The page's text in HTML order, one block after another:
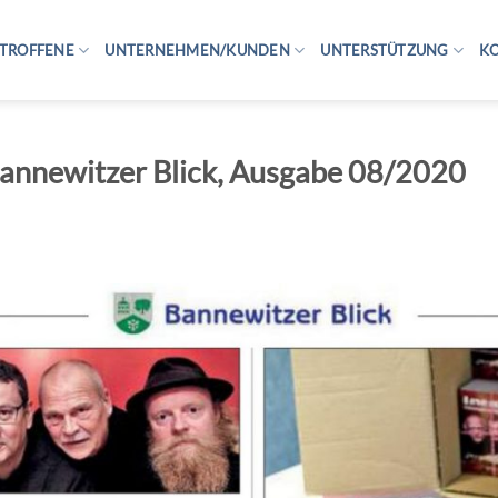
UNTERNEHMEN/KUNDEN UNTERSTÜTZUNG
Blick, Ausgabe 08/2020